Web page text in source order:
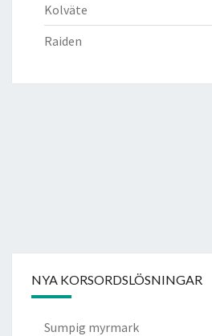
Kolväte
Raiden
NYA KORSORDSLÖSNINGAR
Sumpig myrmark